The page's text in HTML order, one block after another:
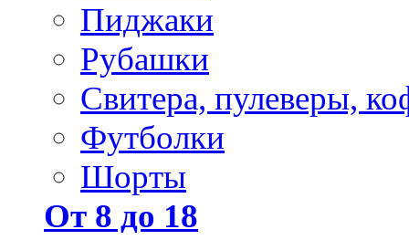
Пиджаки
Рубашки
Свитера, пулеверы,
Футболки
Шорты
От 8 до 18